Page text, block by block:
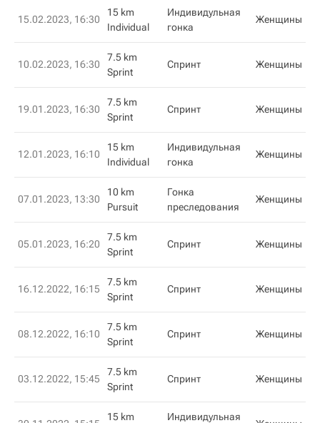
15.02.2023, 16:30
15 km
Individual
Индивидульная
гонка
Женщины
10.02.2023, 16:30
7.5 km
Sprint
Спринт Женщины
19.01.2023, 16:30
7.5 km
Sprint
Спринт Женщины
12.01.2023, 16:10
15 km
Individual
Индивидульная
гонка
Женщины
07.01.2023, 13:30
10 km
Pursuit
Гонка
преследования
Женщины
05.01.2023, 16:20
7.5 km
Sprint
Спринт Женщины
16.12.2022, 16:15
7.5 km
Sprint
Спринт Женщины
08.12.2022, 16:10
7.5 km
Sprint
Спринт Женщины
03.12.2022, 15:45
7.5 km
Sprint
Спринт Женщины
15 km
Индивидульная